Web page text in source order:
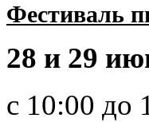
Фестиваль
28 и 29
c 10:00 до